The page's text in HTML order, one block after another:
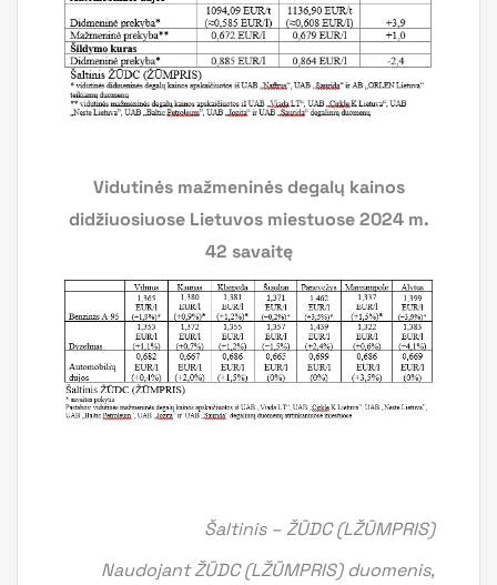
Vidutinės mažmeninės degalų kainos
didžiuosiuose Lietuvos miestuose 2024 m.
42 savaitę
Šaltinis – ŽŪDC (LŽŪMPRIS)
Naudojant ŽŪDC (LŽŪMPRIS) duomenis,